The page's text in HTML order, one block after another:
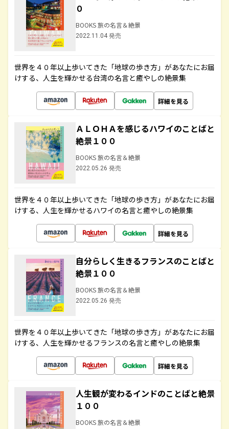
０
BOOKS 旅の名言＆絶景
2022.11.04 発売
世界を４０年以上歩いてきた「地球の歩き方」があなたにお届
けする、人生を輝かせる台湾の名言と癒やしの絶景集
詳細を見る
ＡＬＯＨＡを感じるハワイのことばと
絶景１００
BOOKS 旅の名言＆絶景
2022.05.26 発売
世界を４０年以上歩いてきた「地球の歩き方」があなたにお届
けする、人生を輝かせるハワイの名言と癒やしの絶景集
詳細を見る
自分らしく生きるフランスのことばと
絶景１００
BOOKS 旅の名言＆絶景
2022.05.26 発売
世界を４０年以上歩いてきた「地球の歩き方」があなたにお届
けする、人生を輝かせるフランスの名言と癒やしの絶景集
詳細を見る
人生観が変わるインドのことばと絶景
１００
BOOKS 旅の名言＆絶景